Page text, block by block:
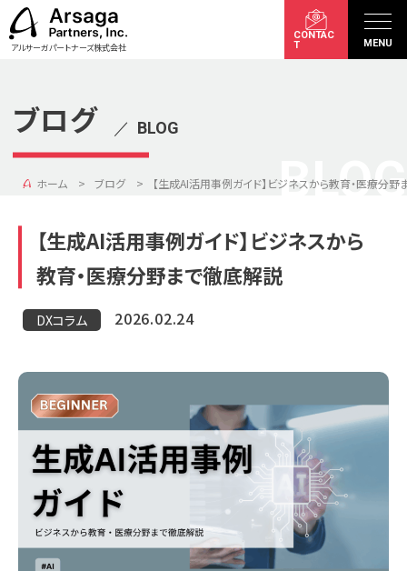
アルサーガパートナーズ株式会社
CONTAC
T
MENU
ブログ ／ BLOG
BLOG
ホーム ブログ 【生成AI活用事例ガイド】ビジネスから教育・医療分
【生成AI活用事例ガイド】ビジネスから
教育・医療分野まで徹底解説
DXコラム 2026.02.24